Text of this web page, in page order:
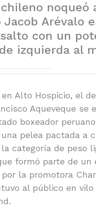
noqueó
Jacob Arévalo
con un
izquierda al
en Alto Hospicio, el
Aqueveque se
boxeador
pelea pactada a
categoría de peso
formó parte de un
por la promotora
al público en